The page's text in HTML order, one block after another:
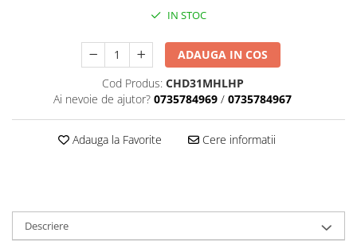
IN STOC
ADAUGA IN COS
Cod Produs: CHD31MHLHP
Ai nevoie de ajutor? 0735784969 / 0735784967
Adauga la Favorite Cere informatii
Descriere